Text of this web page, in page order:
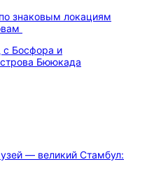
знаковым локациям
с Босфора и
Бююкада